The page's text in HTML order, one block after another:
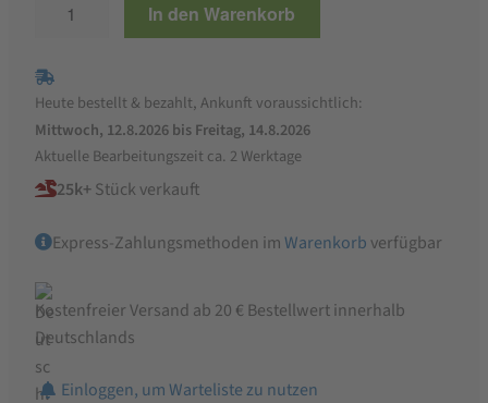
de
blé
T65
|
Baguette
tradition
Menge
In den Warenkorb
Heute bestellt & bezahlt, Ankunft voraussichtlich:
Mittwoch, 12.8.2026 bis Freitag, 14.8.2026
Aktuelle Bearbeitungszeit ca. 2 Werktage
25k+Stück verkauft
Express-Zahlungsmethoden imWarenkorb verfügbar
Kostenfreier Versand ab 20 € Bestellwert innerhalb
Deutschlands
Einloggen, um Warteliste zu nutzen